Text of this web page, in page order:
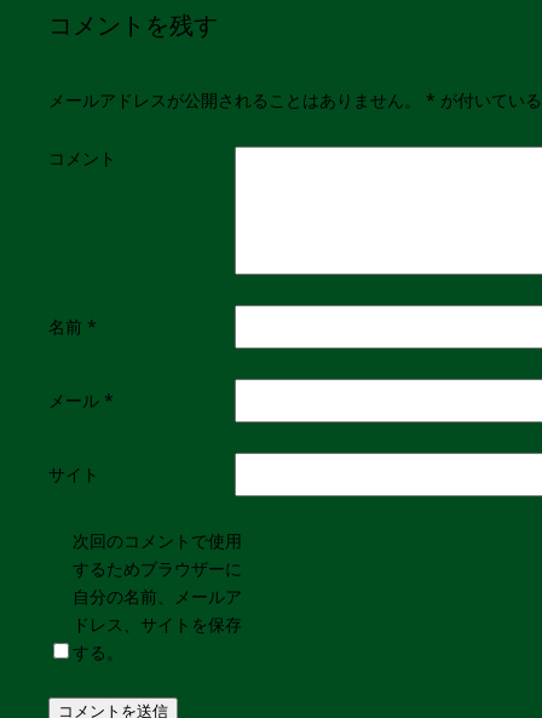
コメントを残す
メールアドレスが公開されることはありません。 * が付いてい
コメント
名前 *
メール *
サイト
次回のコメントで使用
するためブラウザーに
自分の名前、メールア
ドレス、サイトを保存
する。